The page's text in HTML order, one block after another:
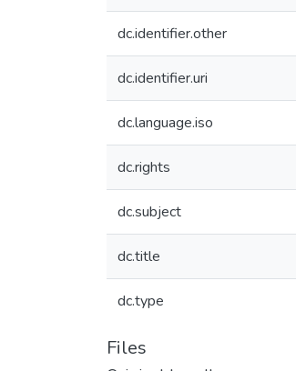
dc.identifier.other
dc.identifier.uri
dc.language.iso
dc.rights
dc.subject
dc.title
dc.type
Files